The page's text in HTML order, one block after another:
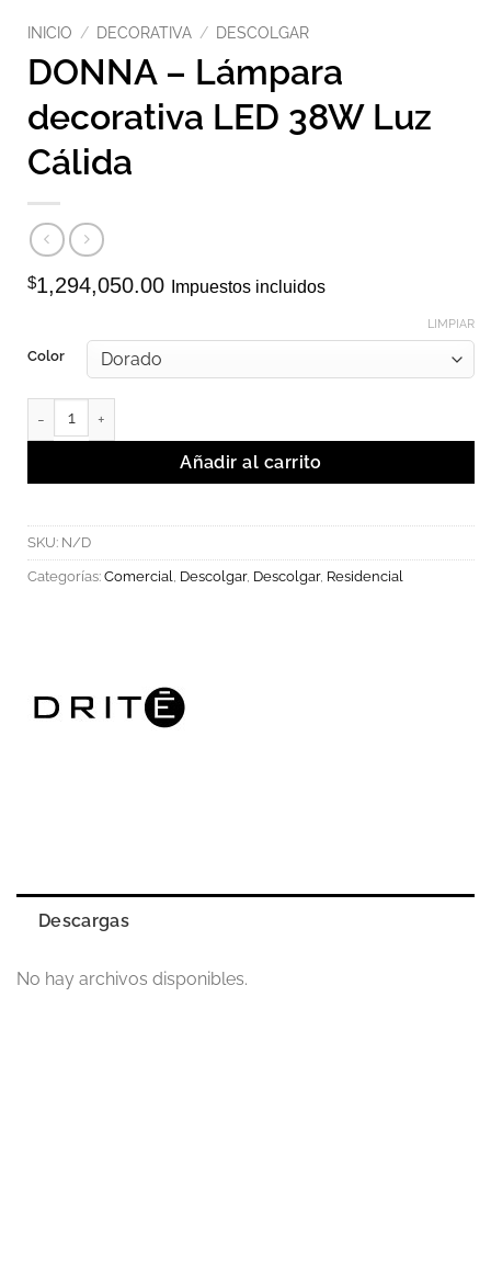
INICIO / DECORATIVA / DESCOLGAR
DONNA – Lámpara
decorativa LED 38W Luz
Cálida
$1,294,050.00 Impuestos incluidos
Color
LIMPIAR
DONNA - Lámpara decorativa LED 38W Luz Cálida cantidad
Añadir al carrito
SKU: N/D
Categorías: Comercial, Descolgar, Descolgar, Residencial
Descargas
No hay archivos disponibles.